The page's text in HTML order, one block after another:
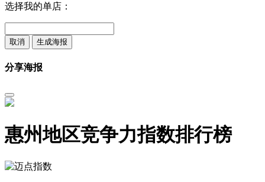
选择我的单店：
取消 生成海报
分享海报
惠州地区竞争力指数排行榜